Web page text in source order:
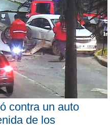
contra un auto
de los